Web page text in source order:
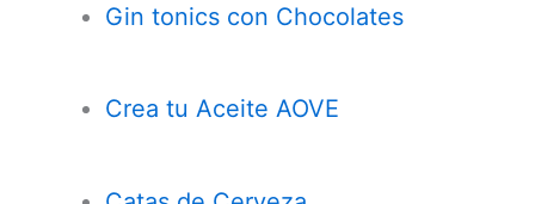
Gin tonics con Chocolates
Crea tu Aceite AOVE